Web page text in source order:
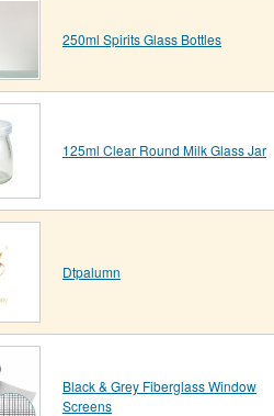
250ml Spirits Glass Bottles
125ml Clear Round Milk Glass Jar
Dtpalumn
Black & Grey Fiberglass Window
Screens